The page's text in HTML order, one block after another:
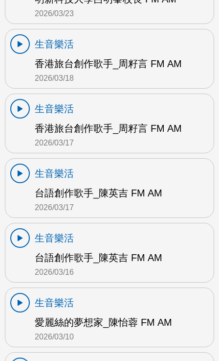
2026/03/23
生音樂活
香港旅台創作歌手_周籽言 FM AM
2026/03/18
生音樂活
香港旅台創作歌手_周籽言 FM AM
2026/03/17
生音樂活
台語創作歌手_陳英吉 FM AM
2026/03/17
生音樂活
台語創作歌手_陳英吉 FM AM
2026/03/16
生音樂活
愛麗絲的夢想家_陳怡蓉 FM AM
2026/03/10